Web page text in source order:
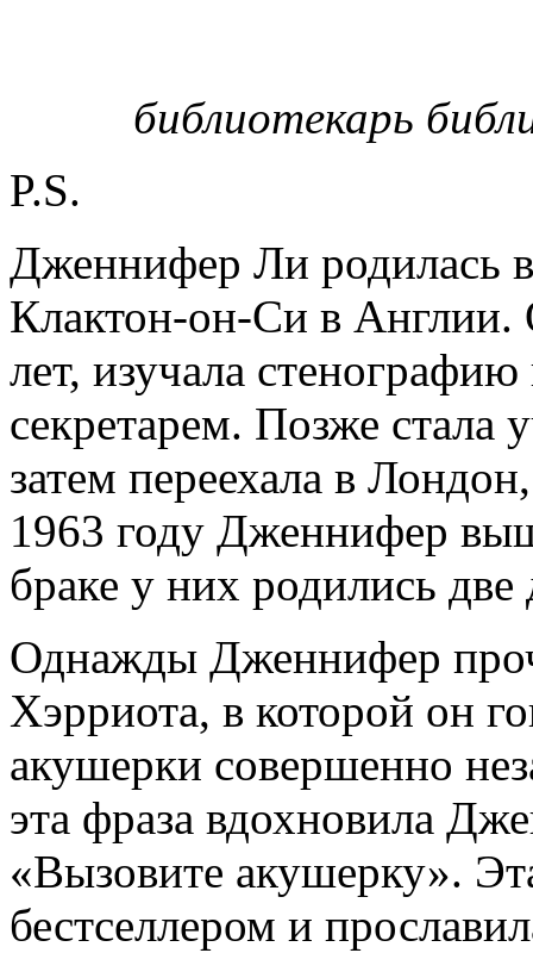
библиотекарь
P.S.
Дженнифер Ли родилась
Клактон-он-Си в Англии.
лет, изучала
секретарем. Позже стала
затем переехала в
1963 году Дженнифер
браке у них родились две
Однажды Дженнифер
Хэрриота, в которой он
акушерки совершенно
эта фраза вдохновила
«Вызовите акушерку».
бестселлером и